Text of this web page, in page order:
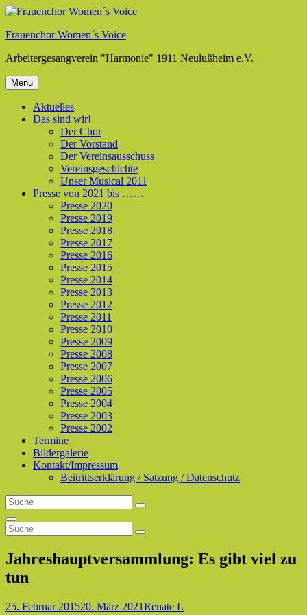
Skip
content
Frauenchor Women´s Voice
Arbeitergesangverein "Harmonie" 1911 Neulußheim e.V.
Menu
Aktuelles
Das sind wir!
Der Chor
Der Vorstand
Der Vereinsausschuss
Vereinsgeschichte
Unser Musical 2011
Presse von 2021 bis ……
Presse 2020
Presse 2019
Presse 2018
Presse 2017
Presse 2016
Presse 2015
Presse 2014
Presse 2013
Presse 2012
Presse 2011
Presse 2010
Presse 2009
Presse 2008
Presse 2007
Presse 2006
Presse 2005
Presse 2004
Presse 2003
Presse 2002
Termine
Bildergalerie
Kontakt/Impressum
Beitrittserklärung / Satzung / Datenschutz
Search
for:
Search
Search
Search
for:
Search
Jahreshauptversammlung: Es gibt viel zu
tun
Posted-
25. Februar 201520. März 2021By
Byline
Renate L